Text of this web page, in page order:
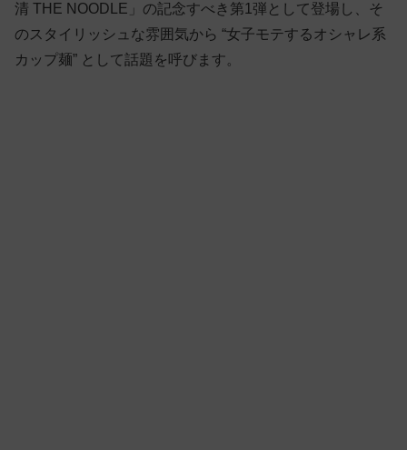
清 THE NOODLE」の記念すべき第1弾として登場し、そ
のスタイリッシュな雰囲気から “女子モテするオシャレ系
カップ麺” として話題を呼びます。